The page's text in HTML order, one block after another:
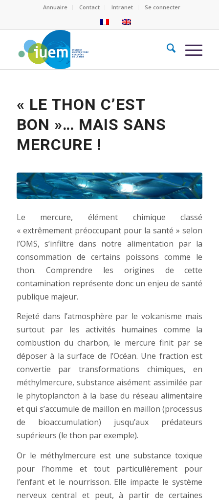
Annuaire Contact Intranet Se connecter
« LE THON C’EST
BON »… MAIS SANS
MERCURE !
Le mercure, élément chimique classé
« extrêmement préoccupant pour la santé » selon
l’OMS, s’infiltre dans notre alimentation par la
consommation de certains poissons comme le
thon. Comprendre les origines de cette
contamination représente donc un enjeu de santé
publique majeur.
Rejeté dans l’atmosphère par le volcanisme mais
surtout par les activités humaines comme la
combustion du charbon, le mercure finit par se
déposer à la surface de l’Océan. Une fraction est
convertie par transformations chimiques, en
méthylmercure, substance aisément assimilée par
le phytoplancton à la base du réseau alimentaire
et qui s’accumule de maillon en maillon (processus
de bioaccumulation) jusqu’aux prédateurs
supérieurs (le thon par exemple).
Or le méthylmercure est une substance toxique
pour l’homme et tout particulièrement pour
l’enfant et le nourrisson. Elle impacte le système
nerveux central et peut, à partir de certaines